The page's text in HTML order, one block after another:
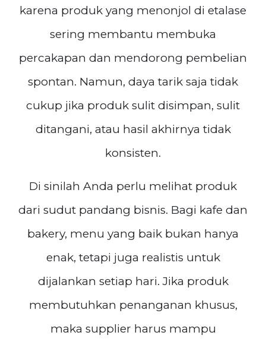
karena produk yang menonjol di etalase
sering membantu membuka
percakapan dan mendorong pembelian
spontan. Namun, daya tarik saja tidak
cukup jika produk sulit disimpan, sulit
ditangani, atau hasil akhirnya tidak
konsisten.
Di sinilah Anda perlu melihat produk
dari sudut pandang bisnis. Bagi kafe dan
bakery, menu yang baik bukan hanya
enak, tetapi juga realistis untuk
dijalankan setiap hari. Jika produk
membutuhkan penanganan khusus,
maka supplier harus mampu